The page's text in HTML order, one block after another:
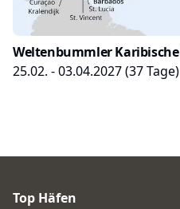
Weltenbummler Karibische
25.02. - 03.04.2027(37Tage)
Top Häfen